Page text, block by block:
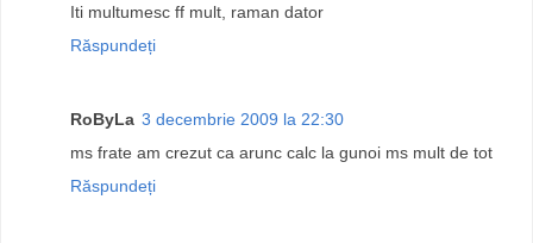
Iti multumesc ff mult, raman dator
Răspundeți
RoByLa 3 decembrie 2009 la 22:30
ms frate am crezut ca arunc calc la gunoi ms mult de tot
Răspundeți